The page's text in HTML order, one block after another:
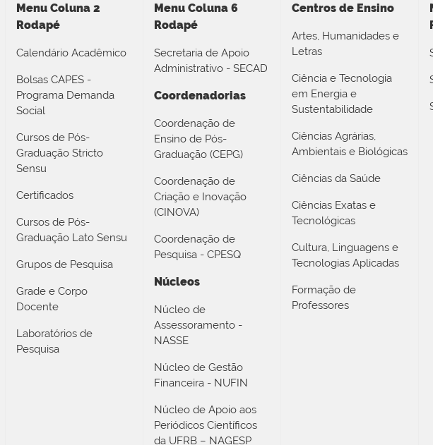
Menu Coluna 2
Rodapé
Calendário Acadêmico
Bolsas CAPES -
Programa Demanda
Social
Cursos de Pós-
Graduação Stricto
Sensu
Certificados
Cursos de Pós-
Graduação Lato Sensu
Grupos de Pesquisa
Grade e Corpo
Docente
Laboratórios de
Pesquisa
Menu Coluna 6
Rodapé
Secretaria de Apoio
Administrativo - SECAD
Coordenadorias
Coordenação de
Ensino de Pós-
Graduação (CEPG)
Coordenação de
Criação e Inovação
(CINOVA)
Coordenação de
Pesquisa - CPESQ
Núcleos
Núcleo de
Assessoramento -
NASSE
Núcleo de Gestão
Financeira - NUFIN
Núcleo de Apoio aos
Periódicos Científicos
da UFRB – NAGESP
Centros de Ensino
Artes, Humanidades e
Letras
Ciência e Tecnologia
em Energia e
Sustentabilidade
Ciências Agrárias,
Ambientais e Biológicas
Ciências da Saúde
Ciências Exatas e
Tecnológicas
Cultura, Linguagens e
Tecnologias Aplicadas
Formação de
Professores